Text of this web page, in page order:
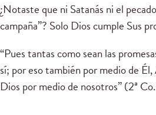
¿Notaste que ni Satanás ni el
campaña”? Solo Dios cumple Sus
“Pues tantas como sean las
sí; por eso también por medio de
Dios por medio de nosotros” (2ª